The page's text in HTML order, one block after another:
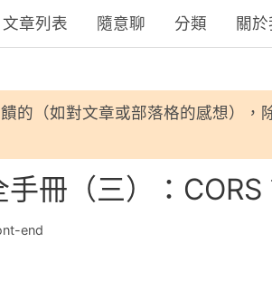
文章列表 隨意聊 分類 關於
的（如對文章或部落格的感想），
手冊（三）：CORS
end